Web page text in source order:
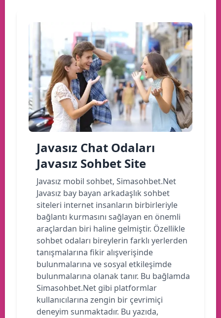
Javasız Chat Odaları
Javasız Sohbet Site
Javasız mobil sohbet, Simasohbet.Net
Javasız bay bayan arkadaşlık sohbet
siteleri internet insanların birbirleriyle
bağlantı kurmasını sağlayan en önemli
araçlardan biri haline gelmiştir. Özellikle
sohbet odaları bireylerin farklı yerlerden
tanışmalarına fikir alışverişinde
bulunmalarına ve sosyal etkileşimde
bulunmalarına olanak tanır. Bu bağlamda
Simasohbet.Net gibi platformlar
kullanıcılarına zengin bir çevrimiçi
deneyim sunmaktadır. Bu yazıda,